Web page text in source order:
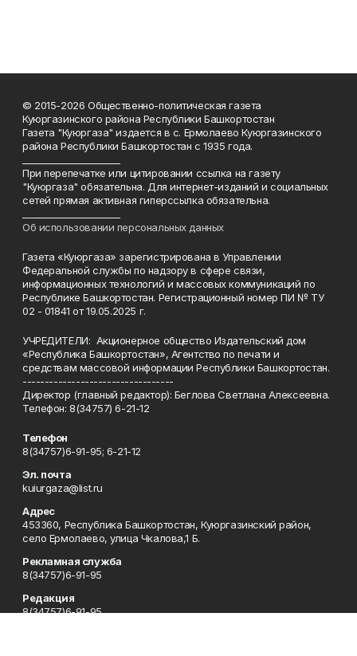
© 2015-2026 Общественно-политическая газета
Куюргазинского района Республики Башкортостан
Газета "Куюргаза" издается в с. Ермолаево Куюргазинского
района Республики Башкортостан с 1935 года.
При перепечатке или цитировании ссылка на газету
"Куюргаза" обязательна. Для интернет-изданий и социальных
сетей прямая активная гиперссылка обязательна.
Об использовании персональных данных
Газета «Куюргаза» зарегистрирована в Управлении
Федеральной службы по надзору в сфере связи,
информационных технологий и массовых коммуникаций по
Республике Башкортостан. Регистрационный номер ПИ № ТУ
02 - 01841 от 19.05.2025 г.
УЧРЕДИТЕЛИ: Акционерное общество Издательский дом
«Республика Башкортостан», Агентство по печати и
средствам массовой информации Республики Башкортостан.
----------------------------------
Директор (главный редактор): Беглова Светлана Алексеевна.
Телефон: 8(34757) 6-21-12
Телефон
8(34757)6-91-95; 6-21-12
Эл. почта
kuiurgaza@list.ru
Адрес
453360, Республика Башкортостан, Куюргазинский район,
село Ермолаево, улица Чкалова,1 Б.
Рекламная служба
8(34757)6-91-95
Редакция
8(34757)6-91-95